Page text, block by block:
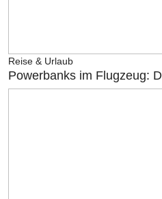
Reise & Urlaub
Powerbanks im Flugzeug: